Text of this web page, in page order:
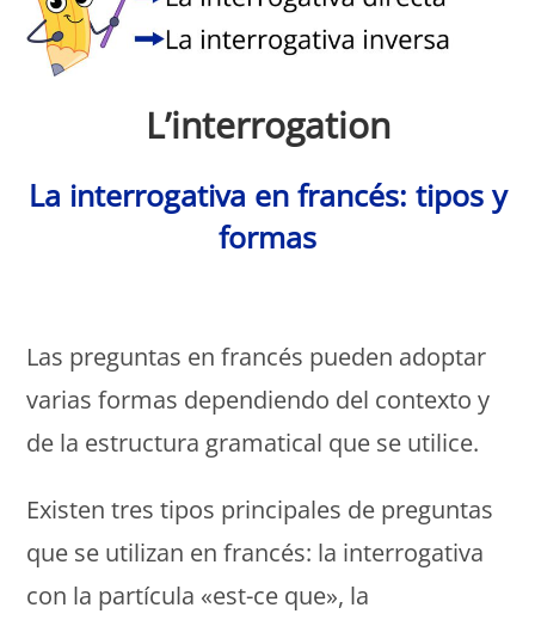
L’interrogation
La interrogativa en francés: tipos y
formas
Las preguntas en francés pueden adoptar
varias formas dependiendo del contexto y
de la estructura gramatical que se utilice.
Existen tres tipos principales de preguntas
que se utilizan en francés: la interrogativa
con la partícula «est-ce que», la